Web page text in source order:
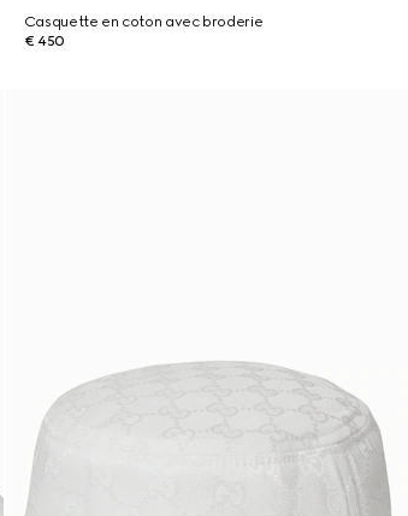
Casquette en coton avec broderie
€ 450